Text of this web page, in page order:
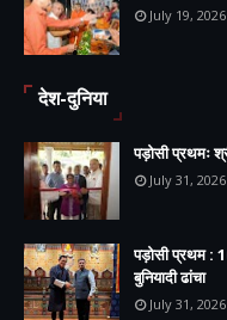
July 19, 2026
देश-दुनिया
पड़ोसी प्रथमः
July 31, 2026
पड़ोसी प्रथम :
बुनियादी ढांचा
July 31, 2026